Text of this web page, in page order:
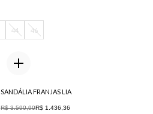
44 46
SANDÁLIA FRANJAS LIA
R$ 3.590,90R$ 1.436,36